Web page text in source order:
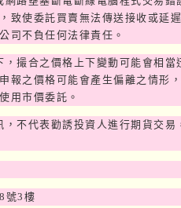
致使委託買賣無法傳送接收或延
司不負任何法律責任。
撮合之價格上下變動可能會相當
報之價格可能會產生偏離之情形
用市價委託。
不代表勸誘投資人進行期貨交易
8 號3 樓